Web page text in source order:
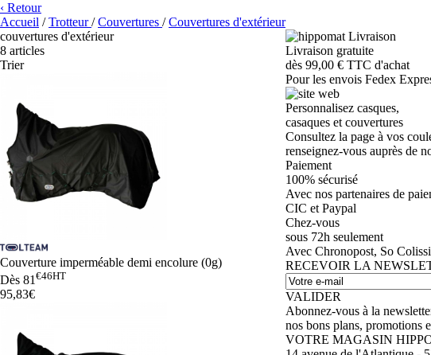
‹ Retour
Accueil /Trotteur /Couvertures /Couvertures d'extérieur
couvertures d'extérieur
8 articles
Trier
Couverture imperméable demi encolure (0g)
Dès 81 €46HT
95,83€
Livraison gratuite
dès 99,00 € TTC d'achat
Pour les envois Fedex
Personnalisez casques,
casaques et couvertures
Consultez la page à vos
renseignez-vous auprès de
Paiement
100% sécurisé
Avec nos partenaires de
CIC et Paypal
Chez-vous
sous 72h seulement
Avec Chronopost, So
RECEVOIR LA
VALIDER
Abonnez-vous à la
nos bons plans, promotions
VOTRE MAGASIN